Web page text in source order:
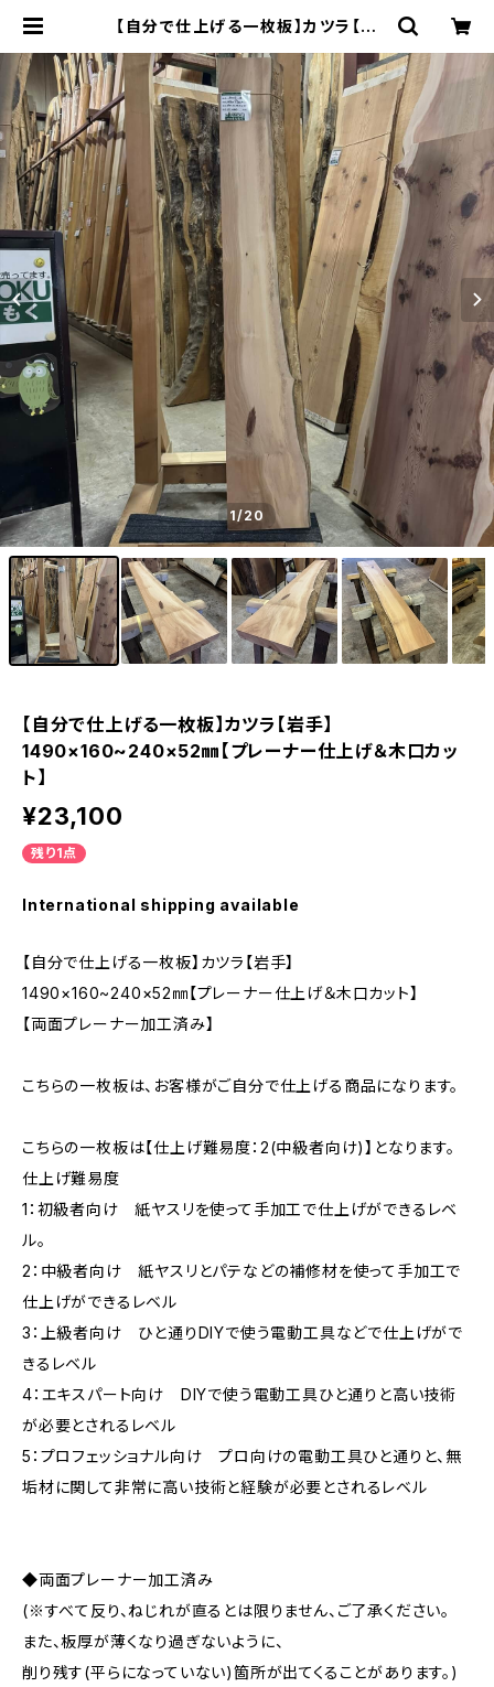
【自分で仕上げる一枚板】カツラ【岩
ナー仕上げ＆木口カット】 | 木の店さ
んもく
1/20
【自分で仕上げる一枚板】カツラ【岩手】
1490×160~240×52㎜【プレーナー仕上げ＆木口カッ
ト】
¥23,100
残り1点
International shipping available
【自分で仕上げる一枚板】カツラ【岩手】
1490×160~240×52㎜【プレーナー仕上げ＆木口カット】
【両面プレーナー加工済み】
こちらの一枚板は、お客様がご自分で仕上げる商品になります。
こちらの一枚板は【仕上げ難易度：2(中級者向け)】となります。
仕上げ難易度
1：初級者向け 紙ヤスリを使って手加工で仕上げができるレベ
ル。
2：中級者向け 紙ヤスリとパテなどの補修材を使って手加工で
仕上げができるレベル
3：上級者向け ひと通りDIYで使う電動工具などで仕上げがで
きるレベル
4：エキスパート向け DIYで使う電動工具ひと通りと高い技術
が必要とされるレベル
5：プロフェッショナル向け プロ向けの電動工具ひと通りと、無
垢材に関して非常に高い技術と経験が必要とされるレベル
◆両面プレーナー加工済み
(※すべて反り、ねじれが直るとは限りません、ご了承ください。
また、板厚が薄くなり過ぎないように、
削り残す(平らになっていない)箇所が出てくることがあります。)